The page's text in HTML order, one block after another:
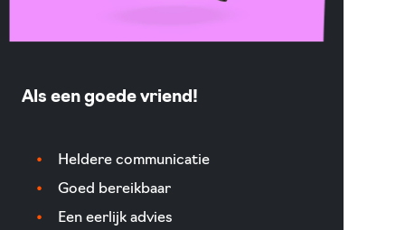
Als een goede vriend!
Heldere communicatie
Goed bereikbaar
Een eerlijk advies